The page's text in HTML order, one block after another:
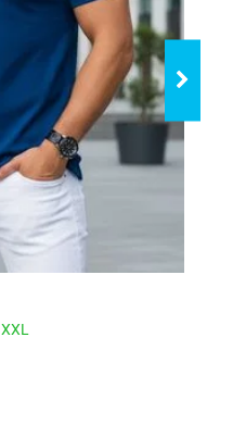
XXL